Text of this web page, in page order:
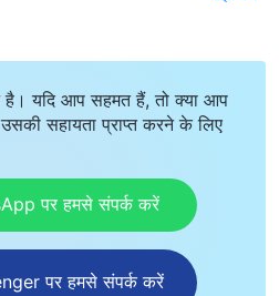
है। यदि आप सहमत हैं, तो क्या आप
सहायता प्राप्त करने के लिए
पर हमसे संपर्क करें
पर हमसे संपर्क करें